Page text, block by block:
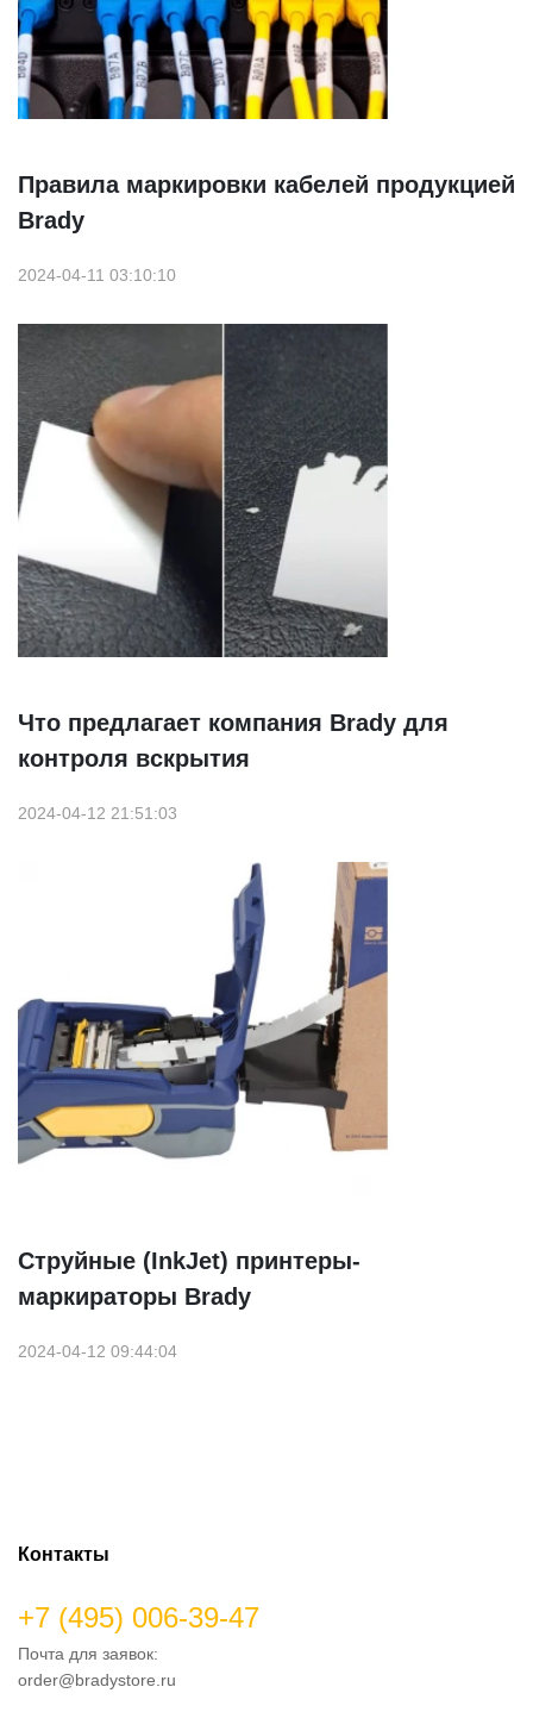
Правила маркировки кабелей продукцией
Brady
2024-04-11 03:10:10
Что предлагает компания Brady для
контроля вскрытия
2024-04-12 21:51:03
Струйные (InkJet) принтеры-
маркираторы Brady
2024-04-12 09:44:04
Контакты
+7 (495) 006-39-47
Почта для заявок:
order@bradystore.ru